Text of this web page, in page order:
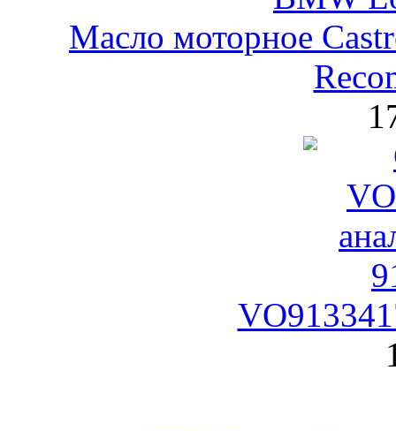
Масло моторное